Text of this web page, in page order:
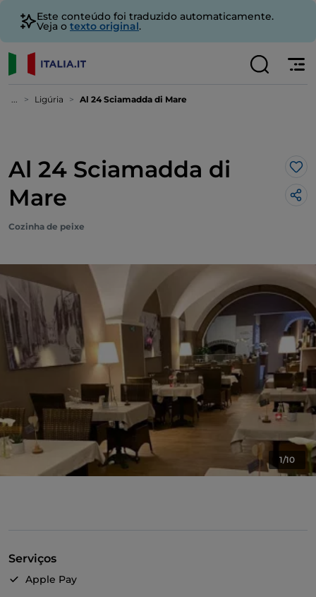
Este conteúdo foi traduzido automaticamente.
Veja o texto original.
... Ligúria Al 24 Sciamadda di Mare
Al 24 Sciamadda di
Mare
Cozinha de peixe
1/10
Serviços
Apple Pay